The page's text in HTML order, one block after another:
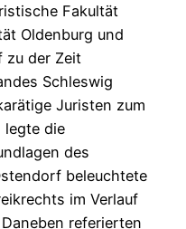
Fakultät
Oldenburg und
zu der Zeit
Schleswig
Juristen zum
legte die
des
beleuchtete
im Verlauf
referierten